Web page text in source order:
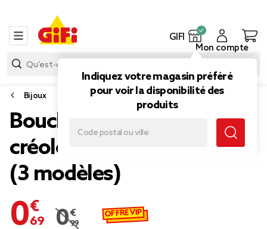
GIFI
Indiquez votre magasin préféré
pour voir la disponibilité des
produits
Mon compte
Bijoux
Boucles d'oreilles femme
créoles en métal Ø3,5cm
(3 modèles)
0,69 €
Prix remisé de 0,99 € à 0,69 €
0,99 € OFFRE VIP